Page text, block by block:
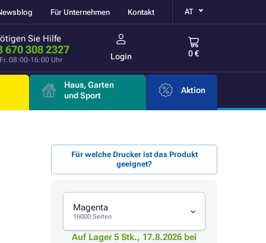
Für Unternehmen Kontakt AT
Sie Hilfe
670 308 2327
08:00-16:00 Uhr Login 0 €
Haus, Garten
und Sport
Aktion
Für welche Drucker ist das Produkt
geeignet?
Magenta
16000 Seiten
Auf Lager 5 Stk., 17.8.2026 bei